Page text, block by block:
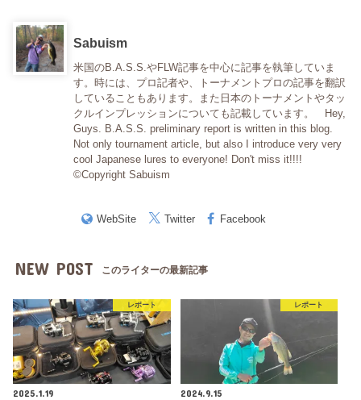
Sabuism
米国のB.A.S.S.やFLW記事を中心に記事を執筆していま
す。時には、プロ記者や、トーナメントプロの記事を翻訳
していることもあります。また日本のトーナメントやタッ
クルインプレッションについても記載しています。 Hey,
Guys. B.A.S.S. preliminary report is written in this blog.
Not only tournament article, but also I introduce very very
cool Japanese lures to everyone! Don't miss it!!!!
©Copyright Sabuism
WebSite Twitter Facebook
NEW POST このライターの最新記事
レポート
2025.1.19
レポート
2024.9.15